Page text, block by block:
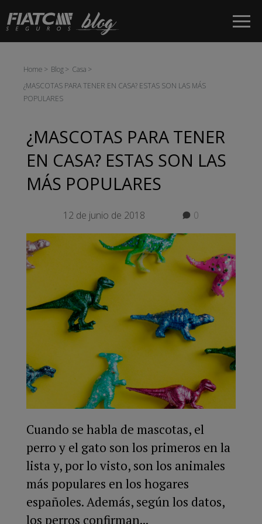
Saltar al contenido principal
Home Blog
Casa
¿MASCOTAS PARA TENER EN CASA? ESTAS SON LAS MÁS
POPULARES
¿MASCOTAS PARA TENER
EN CASA? ESTAS SON LAS
MÁS POPULARES
12 de junio de 2018 0
Cuando se habla de mascotas, el
perro y el gato son los primeros en la
lista y, por lo visto, son los animales
más populares en los hogares
españoles. Además, según los datos,
los perros confirman...